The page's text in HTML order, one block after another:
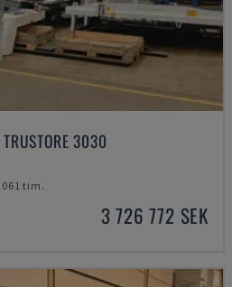
3030
tim.
3 726 772 SEK